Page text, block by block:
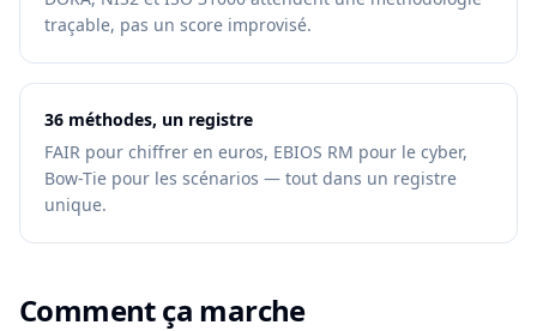
traçable, pas un score improvisé.
36 méthodes, un registre
FAIR pour chiffrer en euros, EBIOS RM pour le cyber,
Bow-Tie pour les scénarios — tout dans un registre
unique.
Comment ça marche